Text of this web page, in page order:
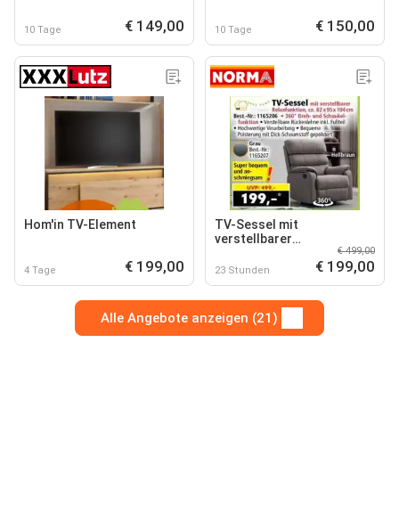
10 Tage € 149,00 10 Tage € 150,00
Hom'in TV-Element
4 Tage € 199,00
TV-Sessel mit
verstellbarer
23 Stunden
€ 499,00
€ 199,00
Alle Angebote anzeigen (21)